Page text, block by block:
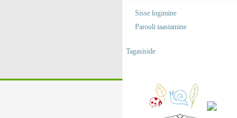
Sisse logimine
Parooli taastamine
Tagasiside